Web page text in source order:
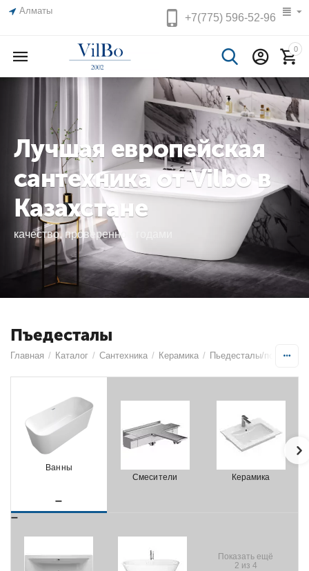
Алматы
+7(775)596-52-96
0
Лучшая европейская
сантехника от Vilbo в
Казахстане
качество, проверенное годами
Пъедесталы
Главная / Каталог / Сантехника / Керамика / Пьедесталы/
Ванны
Смесители
Керамика
Показать ещё
2 из 4